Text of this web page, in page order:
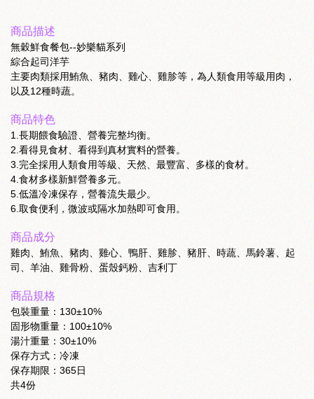
商品描述
無穀鮮食餐包--妙樂貓系列
綜合起司洋芋
主要肉類採用鮪魚、豬肉、雞心、雞胗等，為人類食用等級用肉，
以及12種時蔬。
商品特色
1.長期餵食驗證、營養完整均衡。
2.看得見食材、看得到真材實料的營養。
3.完全採用人類食用等級、天然、最豐富、多樣的食材。
4.食材多樣新鮮營養多元。
5.低溫冷凍保存，營養流失最少。
6.取食便利，微波或隔水加熱即可食用。
商品成分
雞肉、鮪魚、豬肉、雞心、鴨肝、雞胗、豬肝、時蔬、馬鈴薯、起
司、羊油、雞骨粉、蛋殼鈣粉、吉利丁
商品規格
包裝重量：130±10%
固形物重量：100±10%
湯汁重量：30±10%
保存方式：冷凍
保存期限：365日
共4份